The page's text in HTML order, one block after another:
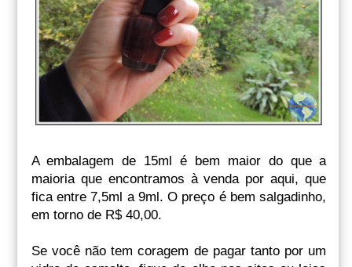
A embalagem de 15ml é bem maior do que a
maioria que encontramos à venda por aqui, que
fica entre 7,5ml a 9ml. O preço é bem salgadinho,
em torno de R$ 40,00.
Se você não tem coragem de pagar tanto por um